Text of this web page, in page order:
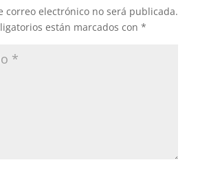
correo electrónico no será publicada.
están marcados con *